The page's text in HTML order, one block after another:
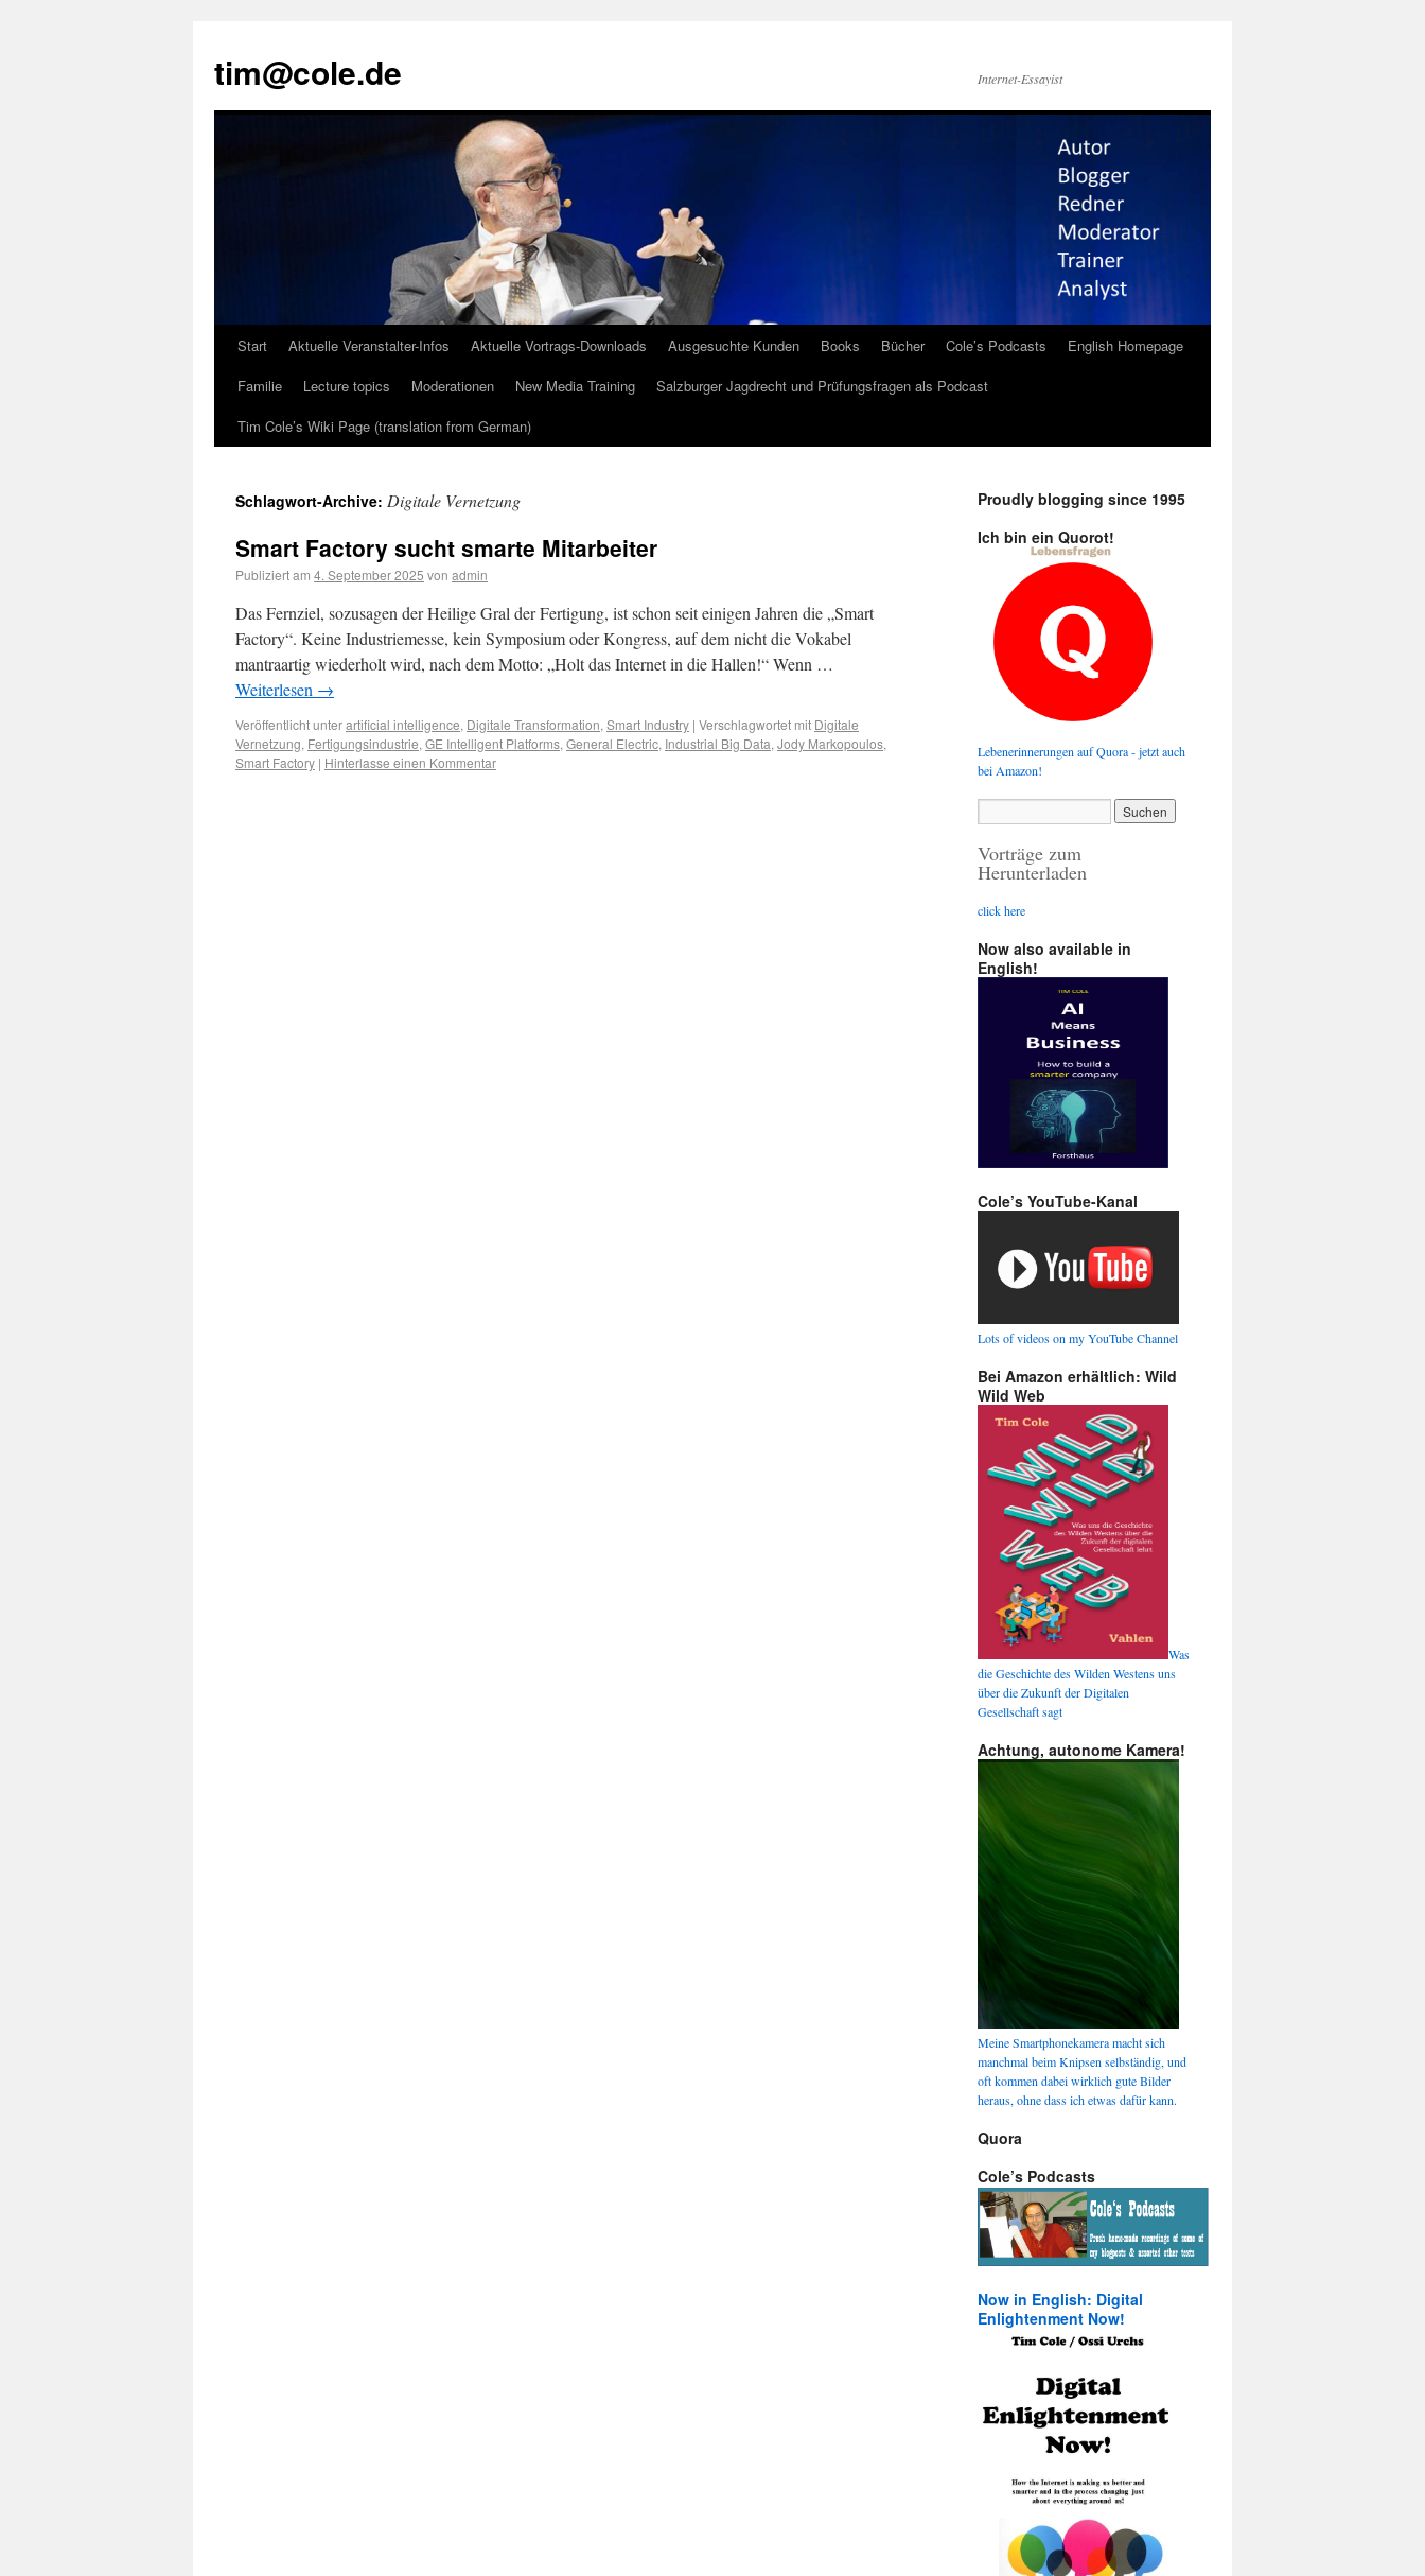
tim@cole.de Internet-Essayist
Start Aktuelle Veranstalter-Infos Aktuelle Vortrags-Downloads Ausgesuchte Kunden Books Bücher Cole’s Podcasts
English Homepage
Familie
Lecture topics Moderationen New Media Training
Salzburger Jagdrecht und Prüfungsfragen als Podcast
Tim Cole’s Wiki Page (translation from German)
Schlagwort-Archive: Digitale Vernetzung
Smart Factory sucht smarte Mitarbeiter
Publiziert am 4. September 2025 von admin
Das Fernziel, sozusagen der Heilige Gral der Fertigung, ist schon seit einigen Jahren die „Smart
Factory“. Keine Industriemesse, kein Symposium oder Kongress, auf dem nicht die Vokabel
mantraartig wiederholt wird, nach dem Motto: „Holt das Internet in die Hallen!“ Wenn …
Weiterlesen →
Veröffentlicht unterartificial intelligence, Digitale Transformation, Smart Industry | Verschlagwortet mit Digitale
Vernetzung, Fertigungsindustrie, GE Intelligent Platforms, General Electric, Industrial Big Data, Jody Markopoulos,
Smart Factory | Hinterlasse einen Kommentar
Proudly blogging since 1995
Ich bin ein Quorot!
Lebenerinnerungen auf Quora - jetzt auch
bei Amazon!
Vorträge zum
Herunterladen
click here
Now also available in
English!
Cole’s YouTube-Kanal
Lots of videos on my YouTube Channel
Bei Amazon erhältlich: Wild
Wild Web
Was
die Geschichte des Wilden Westens uns
über die Zukunft der Digitalen
Gesellschaft sagt
Achtung, autonome Kamera!
Meine Smartphonekamera macht sich
manchmal beim Knipsen selbständig, und
oft kommen dabei wirklich gute Bilder
heraus, ohne dass ich etwas dafür kann.
Quora
Cole’s Podcasts
Now in English: Digital
Enlightenment Now!